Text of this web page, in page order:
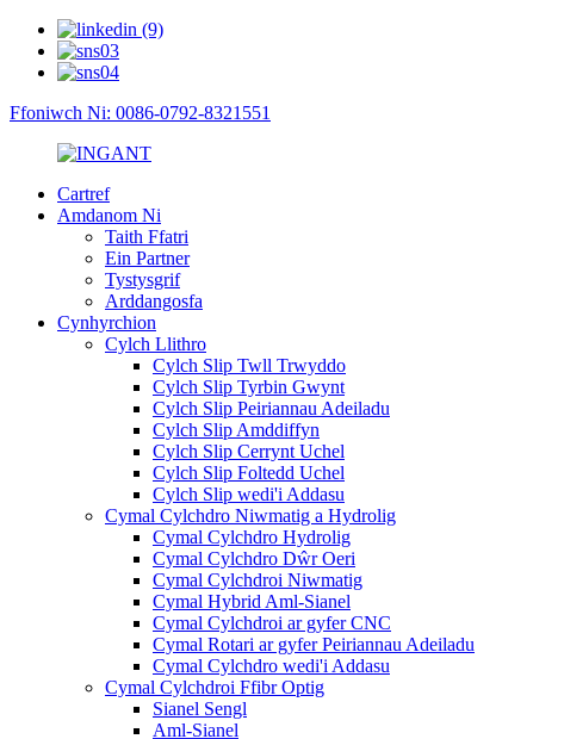
Ffoniwch Ni: 0086-0792-8321551
Cartref
Amdanom Ni
Taith Ffatri
Ein Partner
Tystysgrif
Arddangosfa
Cynhyrchion
Cylch Llithro
Cylch Slip Twll Trwyddo
Cylch Slip Tyrbin Gwynt
Cylch Slip Peiriannau Adeiladu
Cylch Slip Amddiffyn
Cylch Slip Cerrynt Uchel
Cylch Slip Foltedd Uchel
Cylch Slip wedi'i Addasu
Cymal Cylchdro Niwmatig a Hydrolig
Cymal Cylchdro Hydrolig
Cymal Cylchdro Dŵr Oeri
Cymal Cylchdroi Niwmatig
Cymal Hybrid Aml-Sianel
Cymal Cylchdroi ar gyfer CNC
Cymal Rotari ar gyfer Peiriannau Adeiladu
Cymal Cylchdro wedi'i Addasu
Cymal Cylchdroi Ffibr Optig
Sianel Sengl
Aml-Sianel